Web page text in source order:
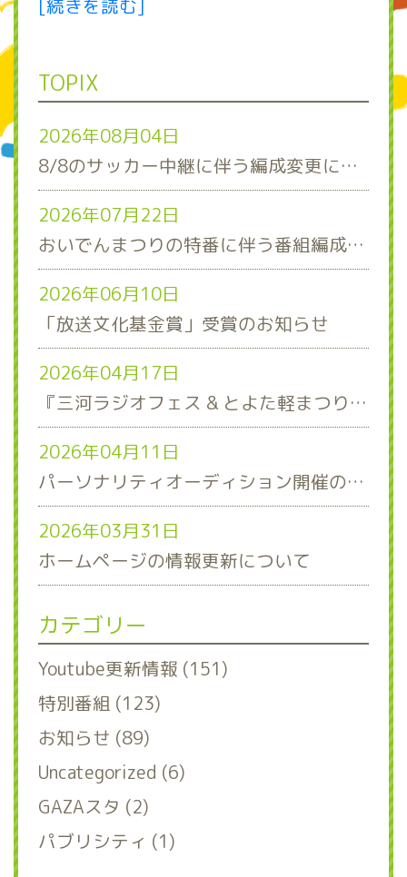
[続きを読む]
TOPIX
2026年08月04日
8/8のサッカー中継に伴う編成変更について
2026年07月22日
おいでんまつりの特番に伴う番組編成について
2026年06月10日
「放送文化基金賞」受賞のお知らせ
2026年04月17日
『三河ラジオフェス & とよた軽まつり』ステージスケジュール発表！
2026年04月11日
パーソナリティオーディション開催のお知らせ
2026年03月31日
ホームページの情報更新について
カテゴリー
Youtube更新情報 (151)
特別番組 (123)
お知らせ (89)
Uncategorized (6)
GAZAスタ (2)
パブリシティ (1)